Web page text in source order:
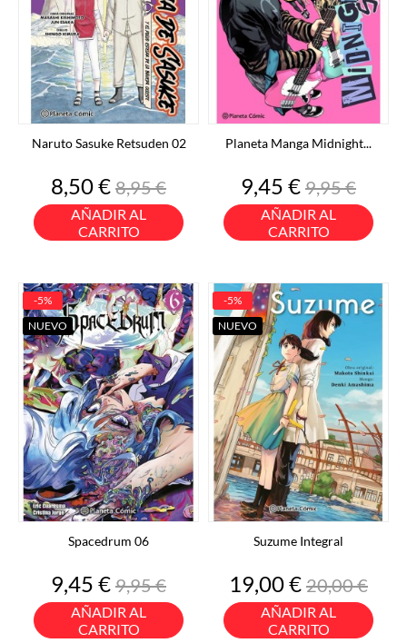
Naruto Sasuke Retsuden 02
Precio
8,50 €Precio
base
8,95 €
AÑADIR AL
CARRITO
Planeta Manga Midnight...
Precio
9,45 €Precio
base
9,95 €
AÑADIR AL
CARRITO
Spacedrum 06
Precio
9,45 €Precio
base
9,95 €
AÑADIR AL
CARRITO
-5%
NUEVO
Suzume Integral
Precio
19,00 €Precio
base
20,00 €
AÑADIR AL
CARRITO
-5%
NUEVO